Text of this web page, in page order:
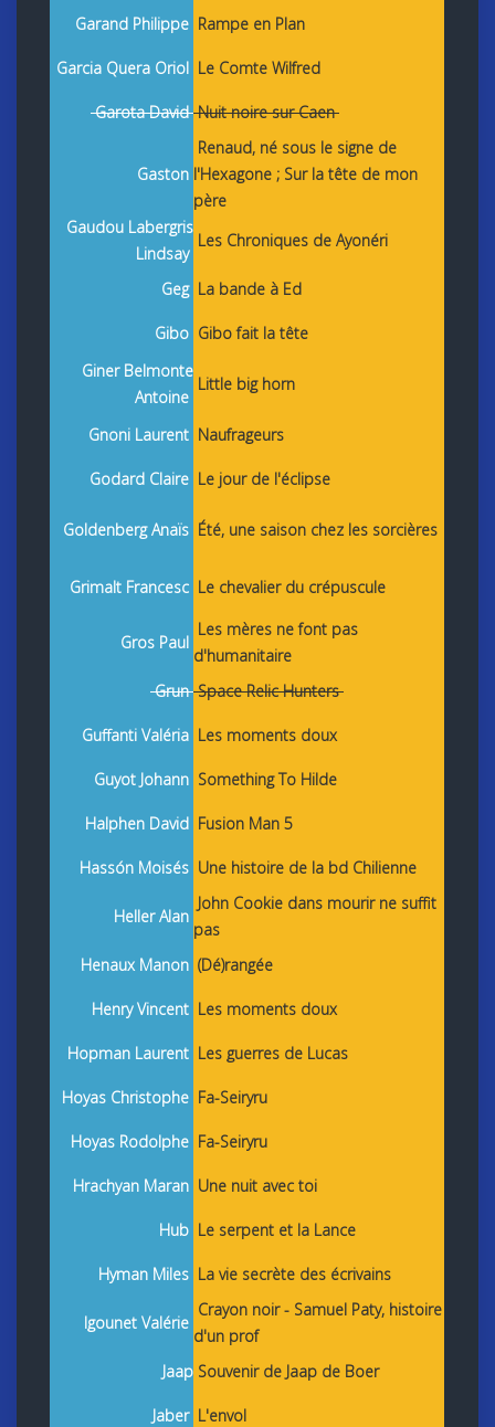
Garand Philippe Rampe en Plan
Garcia Quera Oriol Le Comte Wilfred
Garota DavidNuit noire sur Caen
Gaston
Renaud, né sous le signe de
l'Hexagone ; Sur la tête de mon
père
Gaudou Labergris
Lindsay
Les Chroniques de Ayonéri
Geg La bande à Ed
Gibo Gibo fait la tête
Giner Belmonte
Antoine
Little big horn
Gnoni Laurent Naufrageurs
Godard Claire Le jour de l'éclipse
Goldenberg Anaïs Été, une saison chez les sorcières
Grimalt Francesc Le chevalier du crépuscule
Gros Paul
Les mères ne font pas
d'humanitaire
GrunSpace Relic Hunters
Guffanti Valéria Les moments doux
Guyot Johann Something To Hilde
Halphen David Fusion Man 5
Hassón Moisés Une histoire de la bd Chilienne
Heller Alan
John Cookie dans mourir ne suffit
pas
Henaux Manon (Dé)rangée
Henry Vincent Les moments doux
Hopman Laurent Les guerres de Lucas
Hoyas Christophe Fa-Seiryru
Hoyas Rodolphe Fa-Seiryru
Hrachyan Maran Une nuit avec toi
Hub Le serpent et la Lance
Hyman Miles La vie secrète des écrivains
Igounet Valérie
Crayon noir - Samuel Paty, histoire
d'un prof
Jaap Souvenir de Jaap de Boer
Jaber L'envol